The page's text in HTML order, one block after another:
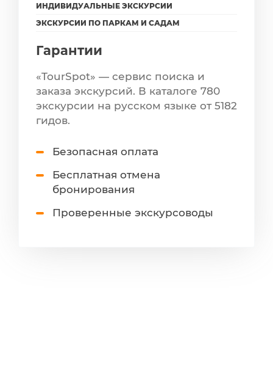
ИНДИВИДУАЛЬНЫЕ ЭКСКУРСИИ
ЭКСКУРСИИ ПО ПАРКАМ И САДАМ
Гарантии
«TourSpot» — сервис поиска и
заказа экскурсий. В каталоге 780
экскурсии на русском языке от 5182
гидов.
Безопасная оплата
Бесплатная отмена
бронирования
Проверенные экскурсоводы